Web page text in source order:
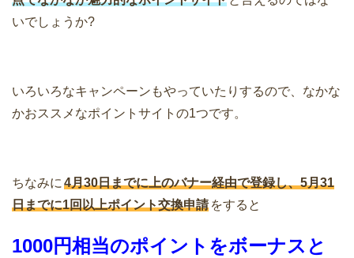
いでしょうか?
いろいろなキャンペーンもやっていたりするので、なかな
かおススメなポイントサイトの1つです。
ちなみに 4月30日までに上のバナー経由で登録し、5月31
日までに1回以上ポイント交換申請 をすると
1000円相当のポイントをボーナスと